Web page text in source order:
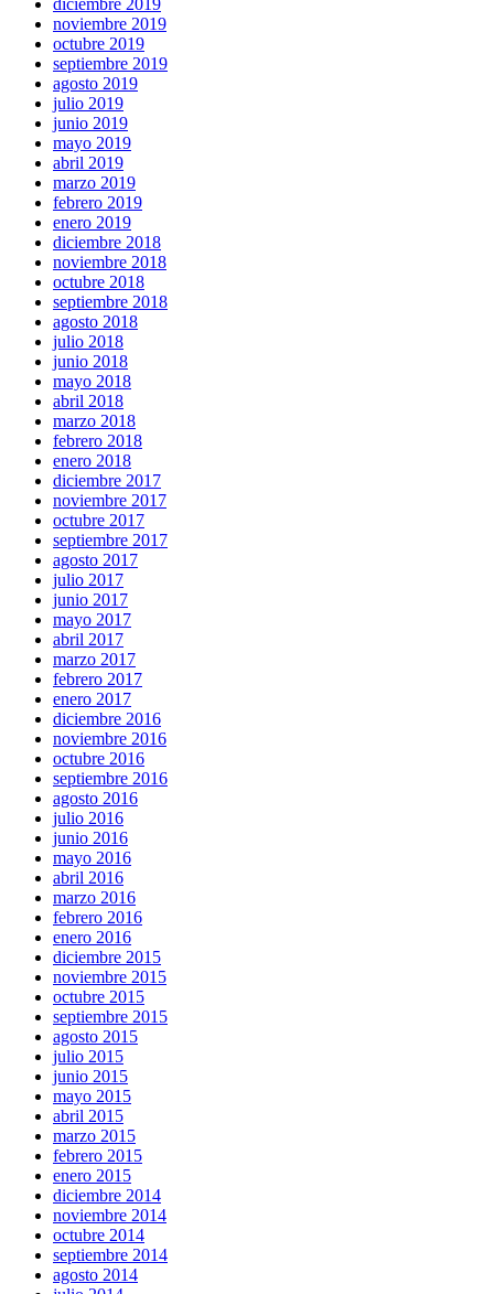
noviembre 2019
octubre 2019
septiembre 2019
agosto 2019
julio 2019
junio 2019
mayo 2019
abril 2019
marzo 2019
febrero 2019
enero 2019
diciembre 2018
noviembre 2018
octubre 2018
septiembre 2018
agosto 2018
julio 2018
junio 2018
mayo 2018
abril 2018
marzo 2018
febrero 2018
enero 2018
diciembre 2017
noviembre 2017
octubre 2017
septiembre 2017
agosto 2017
julio 2017
junio 2017
mayo 2017
abril 2017
marzo 2017
febrero 2017
enero 2017
diciembre 2016
noviembre 2016
octubre 2016
septiembre 2016
agosto 2016
julio 2016
junio 2016
mayo 2016
abril 2016
marzo 2016
febrero 2016
enero 2016
diciembre 2015
noviembre 2015
octubre 2015
septiembre 2015
agosto 2015
julio 2015
junio 2015
mayo 2015
abril 2015
marzo 2015
febrero 2015
enero 2015
diciembre 2014
noviembre 2014
octubre 2014
septiembre 2014
agosto 2014